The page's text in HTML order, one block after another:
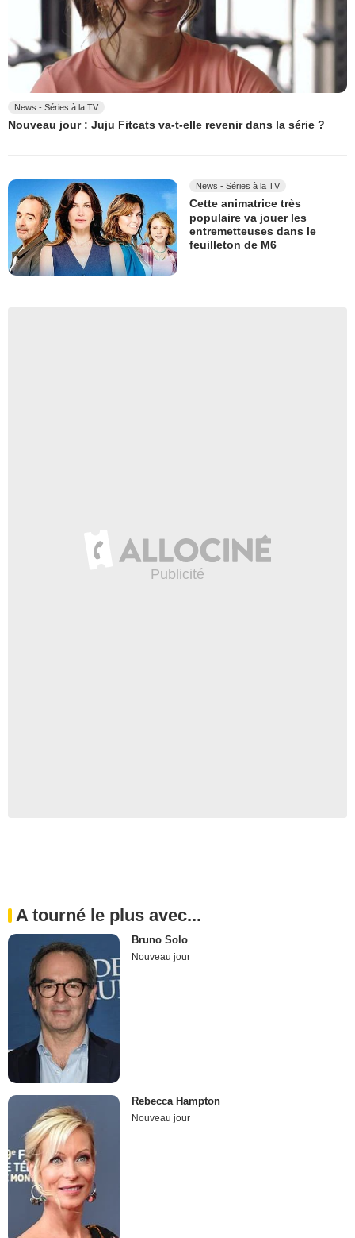
News - Séries à la TV
Nouveau jour : Juju Fitcats va-t-elle revenir dans la série ?
News - Séries à la TV
Cette animatrice très
populaire va jouer les
entremetteuses dans le
feuilleton de M6
A tourné le plus avec...
Bruno Solo
Nouveau jour
Rebecca Hampton
Nouveau jour